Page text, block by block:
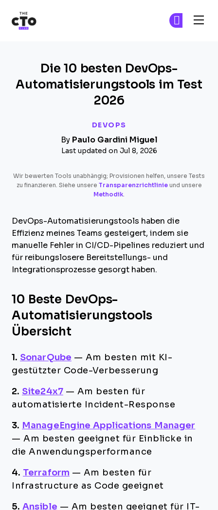
DEVOPS
Die 10 besten DevOps-
Automatisierungstools im Test
2026
By Paulo Gardini Miguel
Last updated on Jul 8, 2026
Wir bewerten Tools unabhängig; Provisionen helfen, unsere Tests
zu finanzieren. Siehe unsere Transparenzrichtlinieund unsere
Methodik.
DevOps-Automatisierungstools haben die
Effizienz meines Teams gesteigert, indem sie
manuelle Fehler in CI/CD-Pipelines reduziert und
für reibungslosere Bereitstellungs- und
Integrationsprozesse gesorgt haben.
10 Beste DevOps-
Automatisierungstools
Übersicht
1. SonarQube — Am besten mit KI-
gestützter Code-Verbesserung
2. Site24x7 — Am besten für
automatisierte Incident-Response
3. ManageEngine Applications Manager
— Am besten geeignet für Einblicke in
die Anwendungsperformance
4. Terraform — Am besten für
Infrastructure as Code geeignet
5. Ansible — Am besten geeignet für IT-